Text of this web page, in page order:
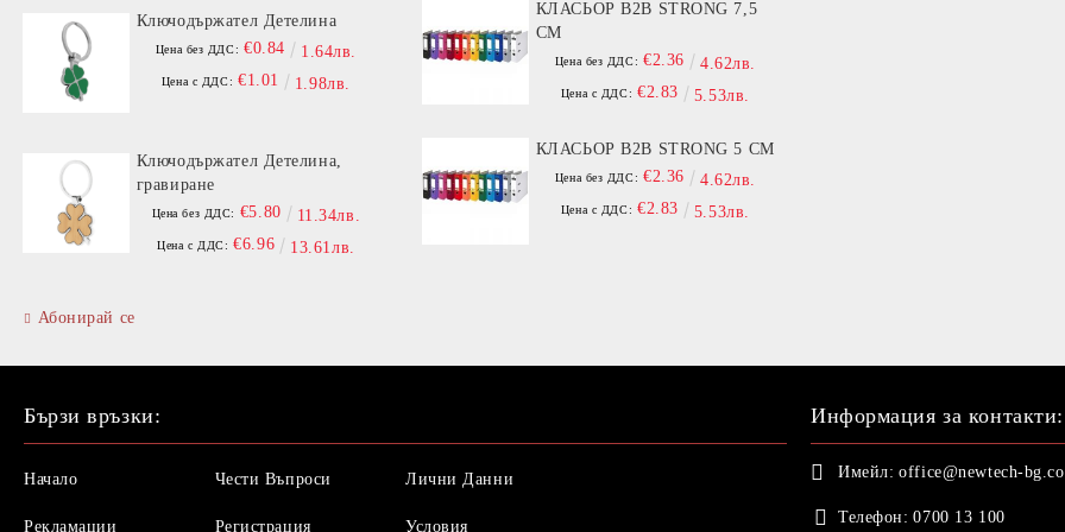
Ключодържател Детелина
Цена без ДДС: €0.84 1.64лв.
Цена с ДДС: €1.01 1.98лв.
Ключодържател Детелина,
гравиране
Цена без ДДС: €5.80 11.34лв.
Цена с ДДС: €6.96 13.61лв.
Абонирай се
КЛАСЬОР B2B STRONG 7,5
СМ
Цена без ДДС: €2.36 4.62лв.
Цена с ДДС: €2.83 5.53лв.
КЛАСЬОР B2B STRONG 5 СМ
Цена без ДДС: €2.36 4.62лв.
Цена с ДДС: €2.83 5.53лв.
Бързи връзки:
Начало
Рекламации
Чести Въпроси
Регистрация
Лични Данни
Условия
Информация за контакти:
Имейл: office@newtech-
Телефон: 0700 13 100